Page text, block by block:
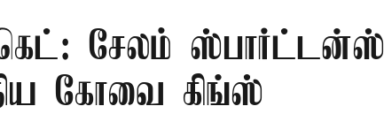
சேலம் ஸ்பார்ட்டன்ஸ்
கோவை கிங்ஸ்